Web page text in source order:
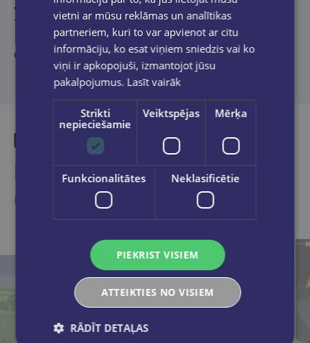
vairākas personālizstādes, piedalījies grafiķu kopizstādēs.
Tatarkins ir arī mākslas pedagogs.
Grāmatas dizainu veidojisArtis Briedis.
Līdzīgas preces
Ieskaties, varbūt noder
vietni ar mūsu reklāmas un analītikas
partneriem, kuri to var apvienot ar citu
informāciju, ko esat viņiem sniedzis vai ko
viņi ir apkopojuši, izmantojot jūsu
pakalpojumus. Lasīt vairāk
Strikti
nepieciešamie
Veiktspējas Mērķa
Funkcionalitātes Neklasificētie
PIEKRIST VISIEM
ATTEIKTIES NO VISIEM
RĀDĪT DETAĻAS